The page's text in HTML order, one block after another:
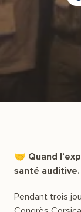
🤝 Quand
santé auditive.
Pendant trois